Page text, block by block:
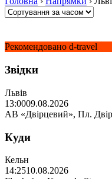
Рекомендовано d-travel
Звідки
Львів
13:0009.08.2026
АВ «Двірцевий», Пл.
Куди
Кельн
14:2510.08.2026